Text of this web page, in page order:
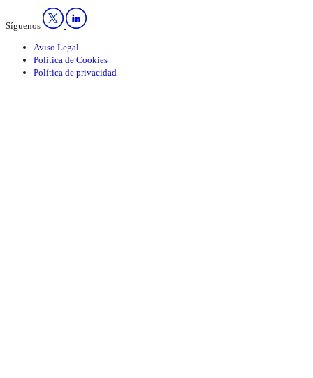
Síguenos
Aviso Legal
Política de Cookies
Política de privacidad